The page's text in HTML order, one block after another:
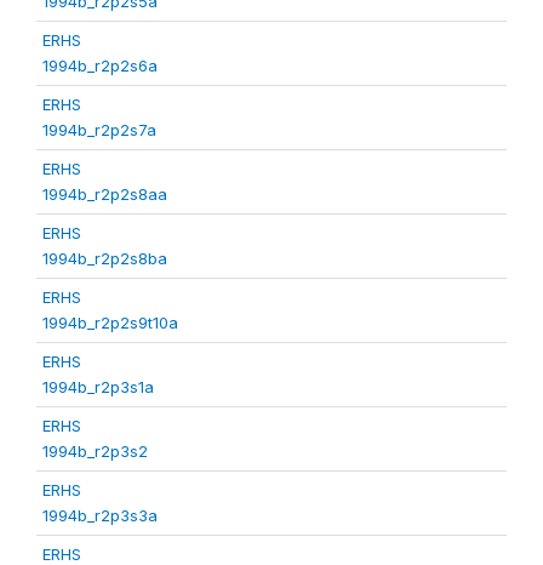
ERHS
1994b_r2p2s6a
ERHS
1994b_r2p2s7a
ERHS
1994b_r2p2s8aa
ERHS
1994b_r2p2s8ba
ERHS
1994b_r2p2s9t10a
ERHS
1994b_r2p3s1a
ERHS
1994b_r2p3s2
ERHS
1994b_r2p3s3a
ERHS